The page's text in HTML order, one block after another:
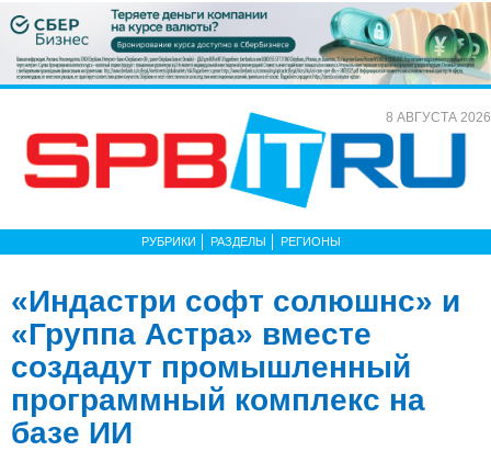
8 АВГУСТА 2026
РУБРИКИ РАЗДЕЛЫ РЕГИОНЫ
«Индастри софт солюшнс» и
«Группа Астра» вместе
создадут промышленный
программный комплекс на
базе ИИ